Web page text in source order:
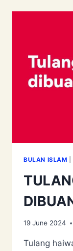
BULAN ISLAM |
19 June 2024
Tulang